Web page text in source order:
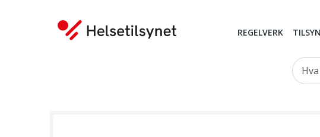
REGELVERK TILSYN
Hva